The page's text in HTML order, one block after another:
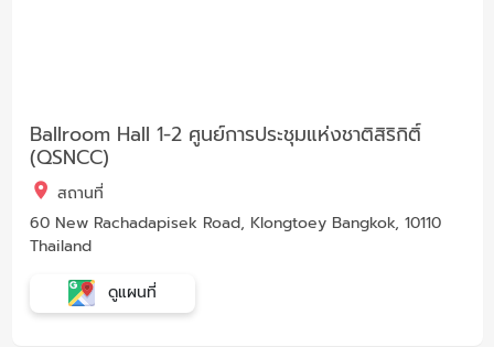
Ballroom Hall 1-2 ศูนย์การประชุมแห่งชาติสิริกิติ์
(QSNCC)
สถานที่
60 New Rachadapisek Road, Klongtoey Bangkok, 10110
Thailand
ดูแผนที่